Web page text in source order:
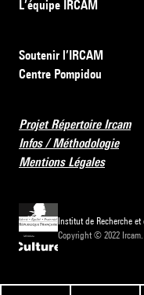
L’équipe IRCAM
Soutenir l’IRCAM
Centre Pompidou
Projet Répertoire Ircam
Infos / Méthodologie
Mentions Légales
Institut de Recherche
Copyright © 2022